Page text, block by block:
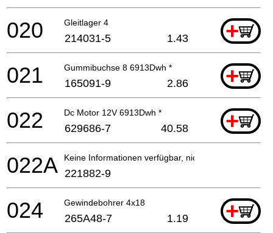
Gleitlager 4 +
020 214031-5 1.43
Gummibuchse 8 6913Dwh * +
021 165091-9 2.86
Dc Motor 12V 6913Dwh * +
022 629686-7 40.58
Keine Informationen verfügbar, nicht bestellbar
022A 221882-9
Gewindebohrer 4x18 +
024 265A48-7 1.19